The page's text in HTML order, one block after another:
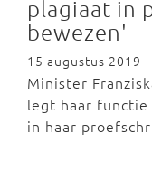
plagiaat in
bewezen'
15 augustus 2019
Minister
legt haar functie
in haar